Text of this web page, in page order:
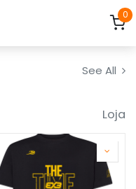
0
See All
Loja